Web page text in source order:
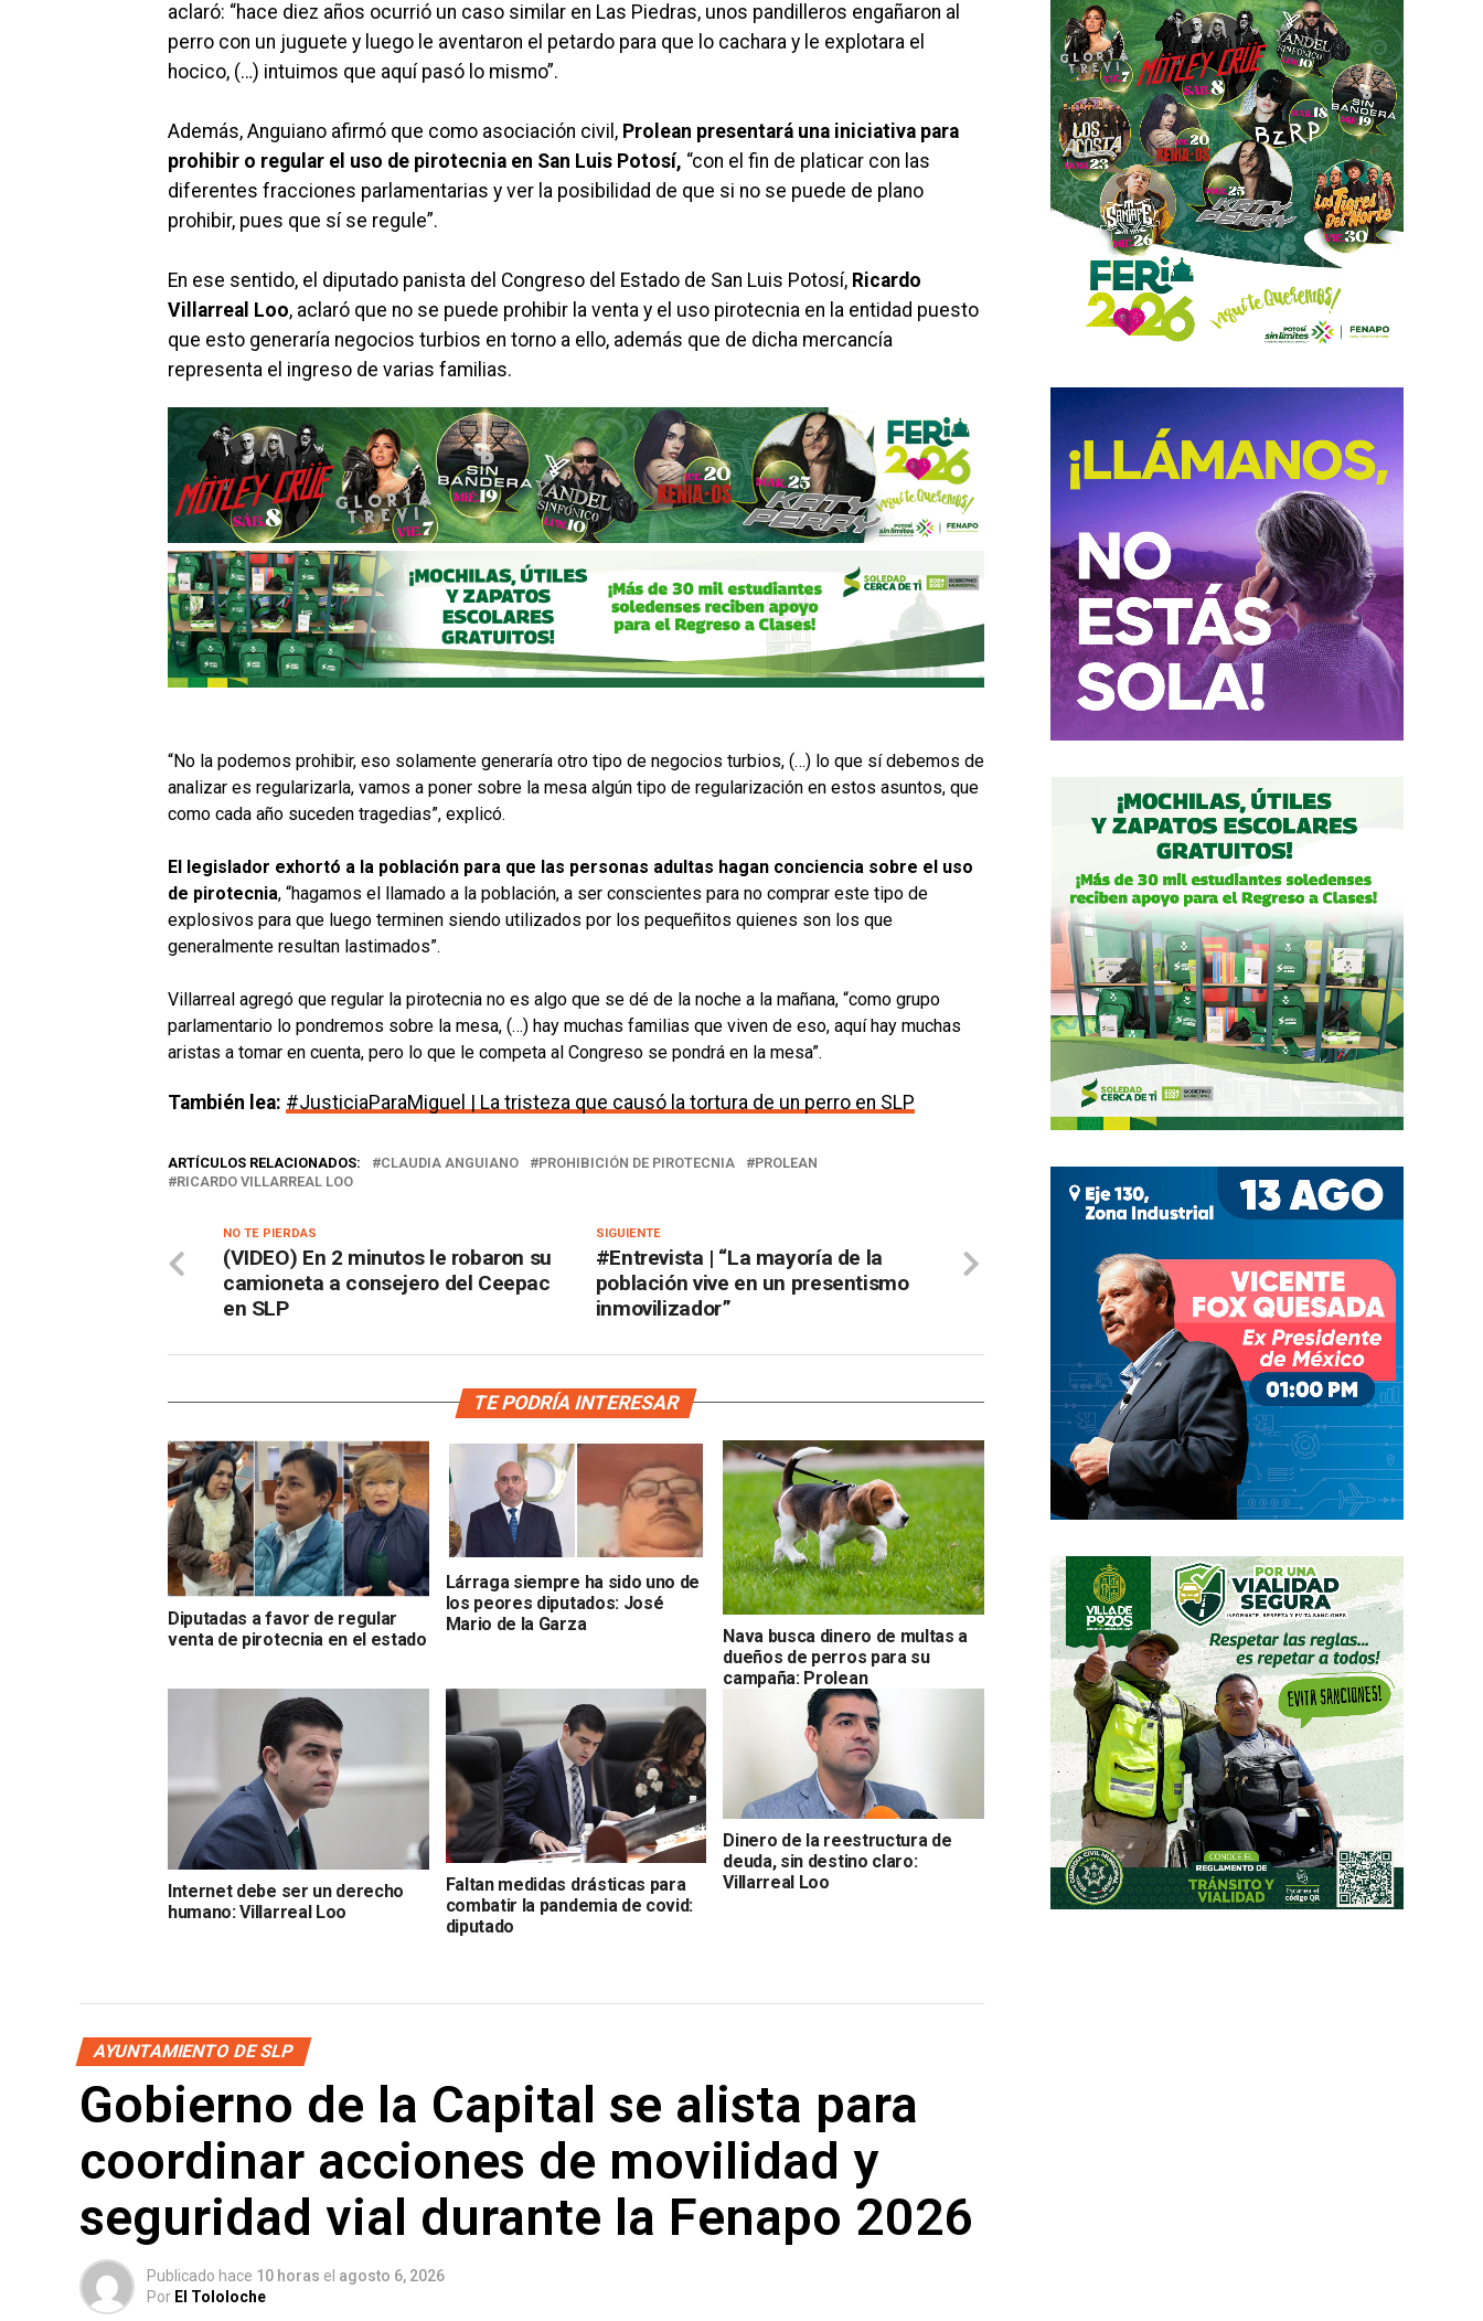
aclaró: “hace diez años ocurrió un caso similar en Las Piedras, unos pandilleros engañaron al
perro con un juguete y luego le aventaron el petardo para que lo cachara y le explotara el
hocico, (…) intuimos que aquí pasó lo mismo”.
Además, Anguiano afirmó que como asociación civil, Prolean presentará una iniciativa para
prohibir o regular el uso de pirotecnia en San Luis Potosí, “con el fin de platicar con las
diferentes fracciones parlamentarias y ver la posibilidad de que si no se puede de plano
prohibir, pues que sí se regule”.
En ese sentido, el diputado panista del Congreso del Estado de San Luis Potosí, Ricardo
Villarreal Loo, aclaró que no se puede prohibir la venta y el uso pirotecnia en la entidad puesto
que esto generaría negocios turbios en torno a ello, además que de dicha mercancía
representa el ingreso de varias familias.
“No la podemos prohibir, eso solamente generaría otro tipo de negocios turbios, (…) lo que sí debemos de
analizar es regularizarla, vamos a poner sobre la mesa algún tipo de regularización en estos asuntos, que
como cada año suceden tragedias”, explicó.
El legislador exhortó a la población para que las personas adultas hagan conciencia sobre el uso
de pirotecnia, “hagamos el llamado a la población, a ser conscientes para no comprar este tipo de
explosivos para que luego terminen siendo utilizados por los pequeñitos quienes son los que
generalmente resultan lastimados”.
Villarreal agregó que regular la pirotecnia no es algo que se dé de la noche a la mañana, “como grupo
parlamentario lo pondremos sobre la mesa, (…) hay muchas familias que viven de eso, aquí hay muchas
aristas a tomar en cuenta, pero lo que le competa al Congreso se pondrá en la mesa”.
También lea: #JusticiaParaMiguel | La tristeza que causó la tortura de un perro en SLP
ARTÍCULOS RELACIONADOS: CLAUDIA ANGUIANO PROHIBICIÓN DE PIROTECNIA
PROLEAN
RICARDO VILLARREAL LOO
SIGUIENTE
#Entrevista | “La mayoría de la
población vive en un presentismo
inmovilizador”
NO TE PIERDAS
(VIDEO) En 2 minutos le robaron su
camioneta a consejero del Ceepac
en SLP
TE PODRÍA INTERESAR
Diputadas a favor de regular
venta de pirotecnia en el estado
Lárraga siempre ha sido uno de
los peores diputados: José
Mario de la Garza
Nava busca dinero de multas a
dueños de perros para su
campaña: Prolean
Internet debe ser un derecho
humano: Villarreal Loo
Faltan medidas drásticas para
combatir la pandemia de covid:
diputado
Dinero de la reestructura de
deuda, sin destino claro:
Villarreal Loo
AYUNTAMIENTO DE SLP
Gobierno de la Capital se alista para
coordinar acciones de movilidad y
seguridad vial durante la Fenapo 2026
Publicado hace 10 horas el agosto 6, 2026
Por El Tololoche